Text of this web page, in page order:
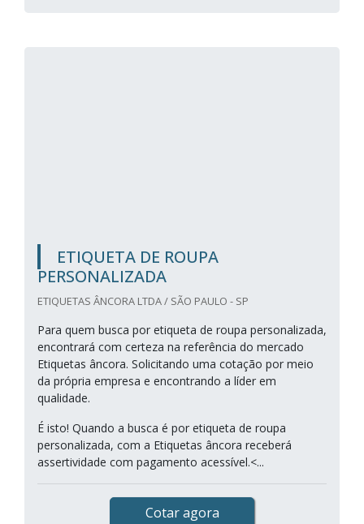
ETIQUETA DE ROUPA
PERSONALIZADA
ETIQUETAS ÂNCORA LTDA / SÃO PAULO - SP
Para quem busca por etiqueta de roupa personalizada,
encontrará com certeza na referência do mercado
Etiquetas âncora. Solicitando uma cotação por meio
da própria empresa e encontrando a líder em
qualidade.
É isto! Quando a busca é por etiqueta de roupa
personalizada, com a Etiquetas âncora receberá
assertividade com pagamento acessível.<...
Cotar agora